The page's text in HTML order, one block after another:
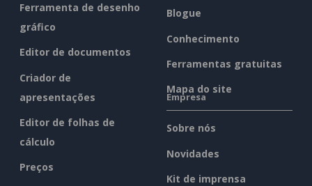
Ferramenta de desenho
gráfico
Editor de documentos
Criador de
apresentações
Editor de folhas de
cálculo
Preços
Blogue
Conhecimento
Ferramentas gratuitas
Mapa do site
Empresa
Sobre nós
Novidades
Kit de imprensa